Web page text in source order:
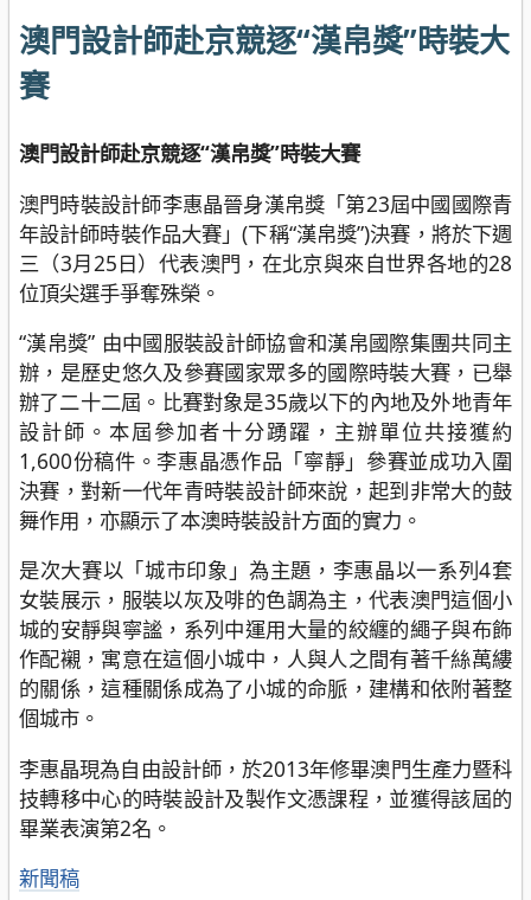
澳門設計師赴京競逐“漢帛獎”時裝大
賽
澳門設計師赴京競逐“漢帛獎”時裝大賽
澳門時裝設計師李惠晶晉身漢帛獎「第23屆中國國際青
年設計師時裝作品大賽」(下稱“漢帛獎”)決賽，將於下週
三（3月25日）代表澳門，在北京與來自世界各地的28
位頂尖選手爭奪殊榮。
“漢帛獎” 由中國服裝設計師協會和漢帛國際集團共同主
辦，是歷史悠久及參賽國家眾多的國際時裝大賽，已舉
辦了二十二屆。比賽對象是35歲以下的內地及外地青年
設計師。本屆參加者十分踴躍，主辦單位共接獲約
1,600份稿件。李惠晶憑作品「寧靜」參賽並成功入圍
決賽，對新一代年青時裝設計師來說，起到非常大的鼓
舞作用，亦顯示了本澳時裝設計方面的實力。
是次大賽以「城市印象」為主題，李惠晶以一系列4套
女裝展示，服裝以灰及啡的色調為主，代表澳門這個小
城的安靜與寧謐，系列中運用大量的絞纏的繩子與布飾
作配襯，寓意在這個小城中，人與人之間有著千絲萬縷
的關係，這種關係成為了小城的命脈，建構和依附著整
個城市。
李惠晶現為自由設計師，於2013年修畢澳門生產力暨科
技轉移中心的時裝設計及製作文憑課程，並獲得該屆的
畢業表演第2名。
分
新聞稿